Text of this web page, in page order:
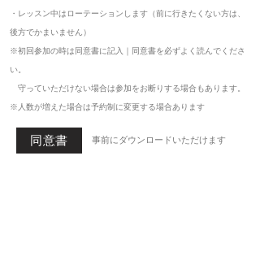
・レッスン中はローテーションします（前に行きたくない方は、
後方でかまいません）
※初回参加の時は同意書に記入｜同意書を必ずよく読んでくださ
い。
​ 守っていただけない場合は参加をお断りする場合もあります。
※人数が増えた場合は予約制に変更する場合あります
同意書 事前にダウンロードいただけます